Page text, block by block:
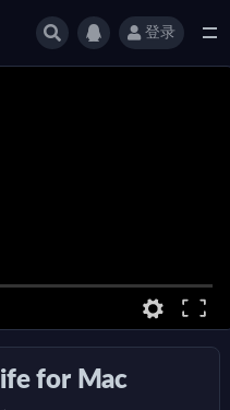
登录
for Mac